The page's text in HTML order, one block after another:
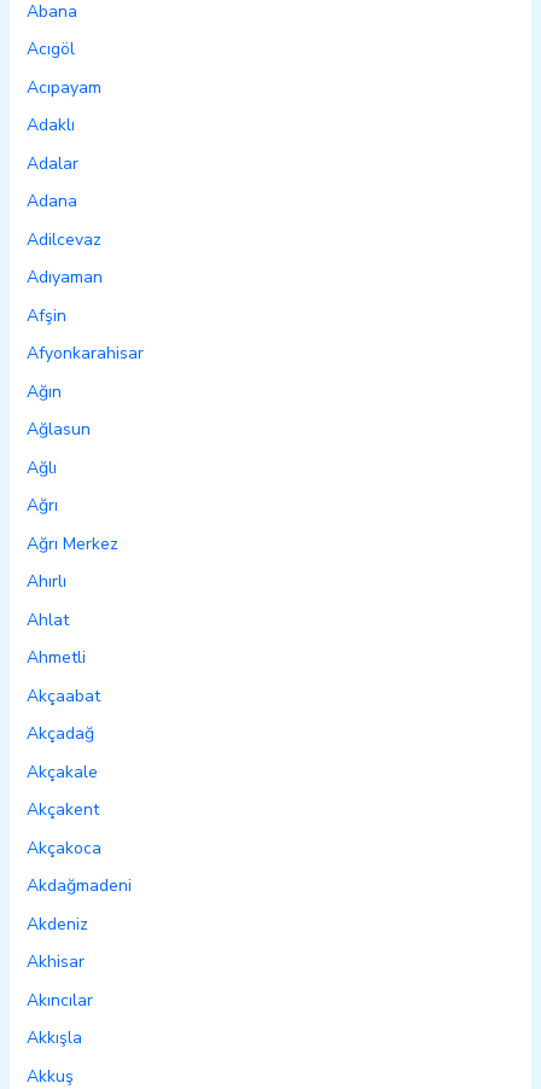
Abana
Acıgöl
Acıpayam
Adaklı
Adalar
Adana
Adilcevaz
Adıyaman
Afşin
Afyonkarahisar
Ağın
Ağlasun
Ağlı
Ağrı
Ağrı Merkez
Ahırlı
Ahlat
Ahmetli
Akçaabat
Akçadağ
Akçakale
Akçakent
Akçakoca
Akdağmadeni
Akdeniz
Akhisar
Akıncılar
Akkışla
Akkuş